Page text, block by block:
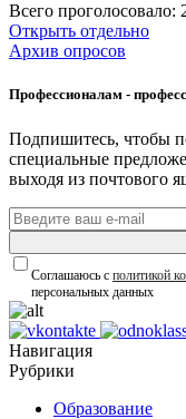
Всего проголосовало:
Открыть отдельно
Архив опросов
Профессионалам -
Подпишитесь, чтобы
специальные
выходя из почтового
Соглашаюсь с политикой
персональных данных
Навигация
Рубрики
Образование